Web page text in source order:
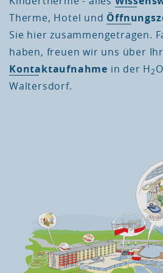
Therme, Hotel und
Sie hier zusammengetragen.
haben, freuen wir uns über
Kontaktaufnahme in der H2
Waltersdorf.